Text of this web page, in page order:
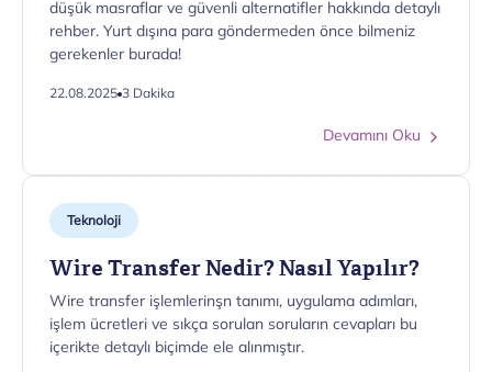
düşük masraflar ve güvenli alternatifler hakkında detaylı
rehber. Yurt dışına para göndermeden önce bilmeniz
gerekenler burada!
22.08.2025 3 Dakika
Devamını Oku
Teknoloji
Wire Transfer Nedir? Nasıl Yapılır?
Wire transfer işlemlerinşn tanımı, uygulama adımları,
işlem ücretleri ve sıkça sorulan soruların cevapları bu
içerikte detaylı biçimde ele alınmıştır.